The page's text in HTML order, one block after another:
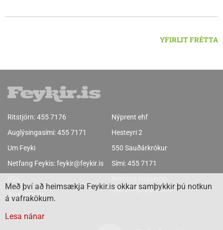
YFIRLIT FRÉTTA
Ritstjórn:455 7176
Auglýsingasími:455 7171
Um Feyki
Netfang Feykis:feykir@feykir.is
Auglýsingar
Nýprent ehf
Hesteyri 2
550 Sauðárkrókur
Sími:455 7171
nyprent@nyprent.is
Með því að heimsækja Feykir.is okkar samþykkir þú notkun
á vafrakökum.
Lesa nánar